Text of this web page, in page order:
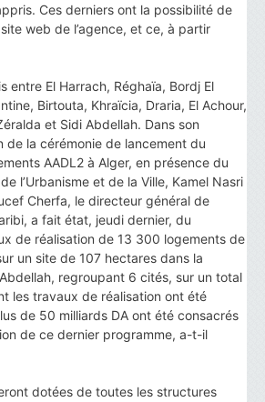
Ces derniers ont la possibilité de
web de l’agence, et ce, à partir
entre El Harrach, Réghaïa, Bordj El
Birtouta, Khraïcia, Draria, El Achour,
et Sidi Abdellah. Dans son
de la cérémonie de lancement du
AADL2 à Alger, en présence du
l’Urbanisme et de la Ville, Kamel Nasri
Cherfa, le directeur général de
a fait état, jeudi dernier, du
de réalisation de 13 300 logements de
un site de 107 hectares dans la
regroupant 6 cités, sur un total
les travaux de réalisation ont été
de 50 milliards DA ont été consacrés
de ce dernier programme, a-t-il
dotées de toutes les structures